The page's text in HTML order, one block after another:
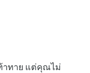
าทาย แต่คุณไม่